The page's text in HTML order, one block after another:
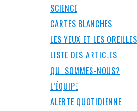
SCIENCE
CARTES BLANCHES
LES YEUX ET LES OREILLES
LISTE DES ARTICLES
QUI SOMMES-NOUS?
L’ÉQUIPE
ALERTE QUOTIDIENNE